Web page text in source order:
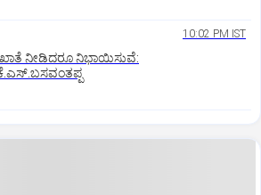
10:02 PM IST
ನೀಡಿದರೂ ನಿಭಾಯಿಸುವೆ: